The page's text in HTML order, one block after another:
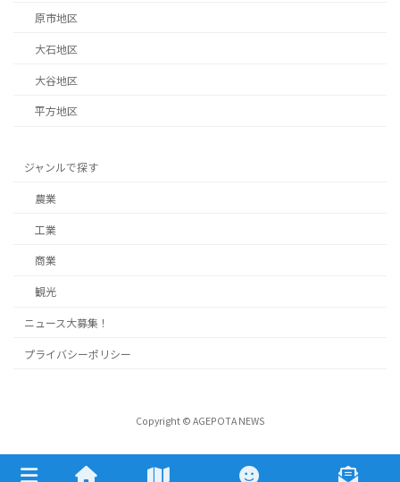
原市地区
大石地区
大谷地区
平方地区
ジャンルで探す
農業
工業
商業
観光
ニュース大募集！
プライバシーポリシー
Copyright © AGEPOTA NEWS